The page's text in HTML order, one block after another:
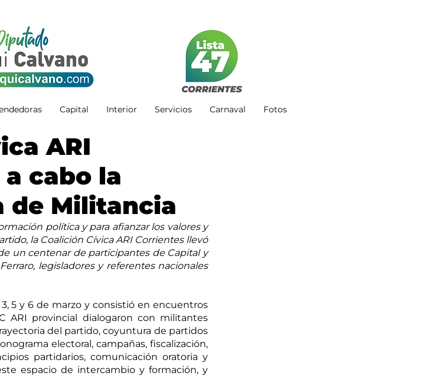
Capital Interior Servicios Carnaval Fotos
ARI
cabo la
de Militancia
política y para afianzar los valores y
la Coalición Cívica ARI Corrientes llevó
un centenar de participantes de Capital y
legisladores y referentes nacionales
5 y 6 de marzo y consistió en encuentros
ARI provincial dialogaron con militantes
del partido, coyuntura de partidos
electoral, campañas, fiscalización,
partidarios, comunicación oratoria y
espacio de intercambio y formación, y